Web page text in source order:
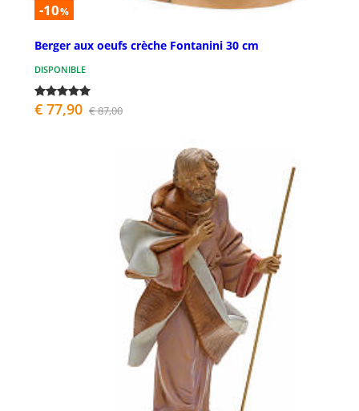
-10%
Berger aux oeufs crèche Fontanini 30 cm
DISPONIBLE
€ 77,90 € 87,00